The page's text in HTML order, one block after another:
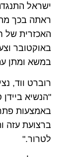
ישראל
ראתה בכך
באוקטובר
במשא ומתן
רוברט ווד,
"הנשיא
באמצעות
ברצועת עזה
לטרור."